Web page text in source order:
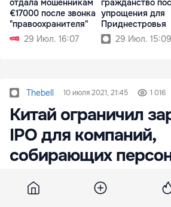
отдала мошенникам
€17000 после звонка
"правоохранителя"
29 Июл. 16:07
гражданство
упрощения для
Приднестровья
29 Июл. 15:09
Thebell 10 июля 2021, 21:45 1 016
Китай ограничил
IPO для компаний,
собирающих
данные